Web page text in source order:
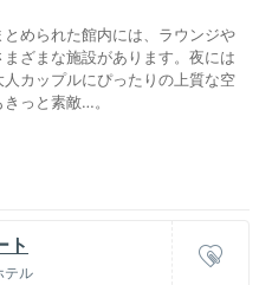
められた館内には、ラウンジや
ざまな施設があります。夜には
カップルにぴったりの上質な空
っと素敵…。
ト
テル